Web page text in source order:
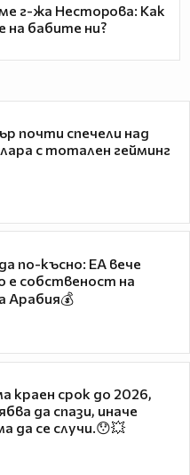
г-жа Несторова: Как
на бабите ни?
почти спечели над
с тотален гейминг
по-късно: EA вече
е собственост на
Арабия💰
краен срок до 2026,
да спази, иначе
да се случи.😯💥